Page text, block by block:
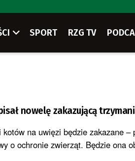
SPORT RZG TV
nowelę zakazującą
na uwięzi będzie zakazane
o ochronie zwierząt. Będzie ona